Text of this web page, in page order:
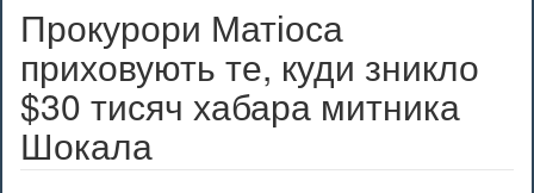
Прокурори Матіоса
приховують те, куди зникло
$30 тисяч хабара митника
Шокала